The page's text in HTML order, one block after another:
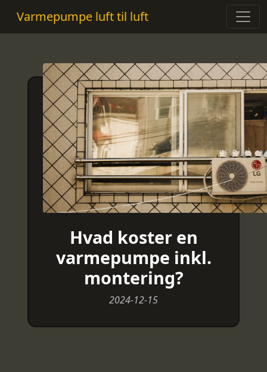
Varmepumpe luft til luft
Hvad koster en
varmepumpe inkl.
montering?
2024-12-15